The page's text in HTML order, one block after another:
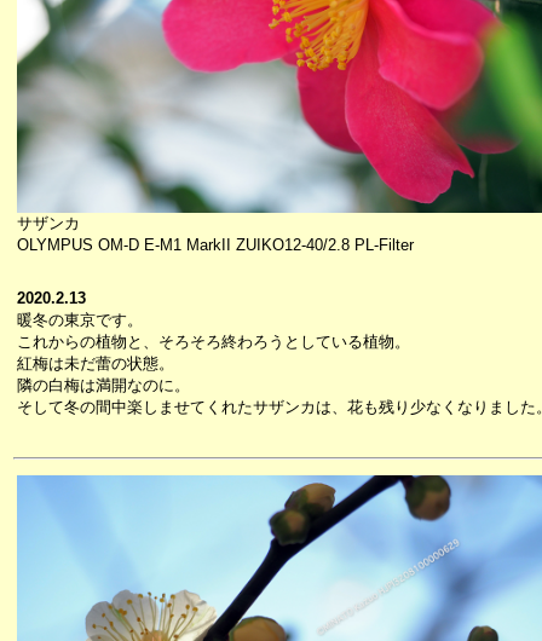
サザンカ
OLYMPUS OM-D E-M1 MarkII ZUIKO12-40/2.8 PL-Filter
2020.2.13
暖冬の東京です。
これからの植物と、そろそろ終わろうとしている植物。
紅梅は未だ蕾の状態。
隣の白梅は満開なのに。
そして冬の間中楽しませてくれたサザンカは、花も残り少なくなりました